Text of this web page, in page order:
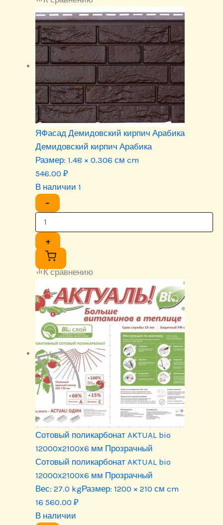
ЯФасад Демидовский кирпич Арабика
Демидовский кирпич Арабика
Размер: 1.48 × 0.306 см cm
546.00 ₽
В наличии 1
−
+
К сравнению
Сотовый поликарбонат AKTUAL bio
12000х2100х6 мм Прозрачный
Сотовый поликарбонат AKTUAL bio
12000х2100х6 мм Прозрачный
Вес: 27.0 kgРазмер: 1200 × 210 см cm
16 560.00 ₽
В наличии